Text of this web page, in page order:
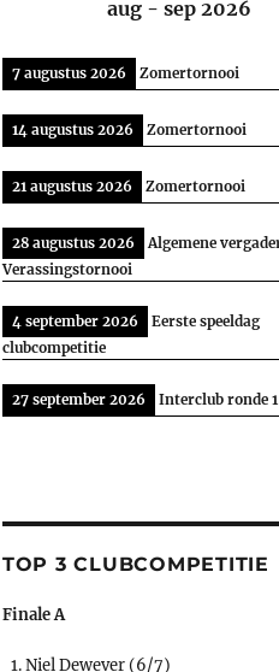
aug - sep 2026
7 augustus 2026 Zomertornooi
14 augustus 2026 Zomertornooi
21 augustus 2026 Zomertornooi
28 augustus 2026
Algemene
Verassingstornooi
4 september 2026
Eerste speeldag
clubcompetitie
27 september 2026 Interclub ronde 1
TOP 3 CLUBCOMPETITIE
Finale A
Niel Dewever (6/7)